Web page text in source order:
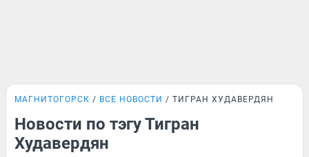
МАГНИТОГОРСК ВСЕ НОВОСТИ ТИГРАН ХУДАВЕРДЯН
Новости по тэгу Тигран
Худавердян